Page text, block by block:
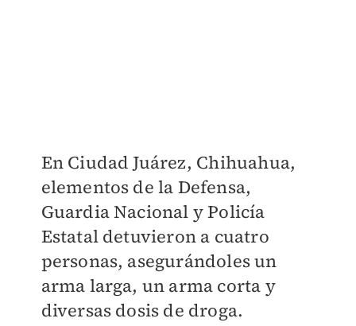
En Ciudad Juárez, Chihuahua,
elementos de la Defensa,
Guardia Nacional y Policía
Estatal detuvieron a cuatro
personas, asegurándoles un
arma larga, un arma corta y
diversas dosis de droga.